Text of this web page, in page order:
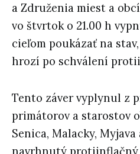
a Združenia miest a
vo štvrtok o 21.00 h
cieľom poukázať na
hrozí po schválení
Tento záver vyplynul z
primátorov a starostov
Senica, Malacky,